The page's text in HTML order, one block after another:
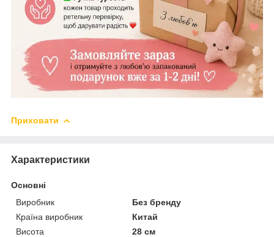
Приховати
Характеристики
Основні
Виробник
Без бренду
Країна виробник
Китай
Висота
28 см